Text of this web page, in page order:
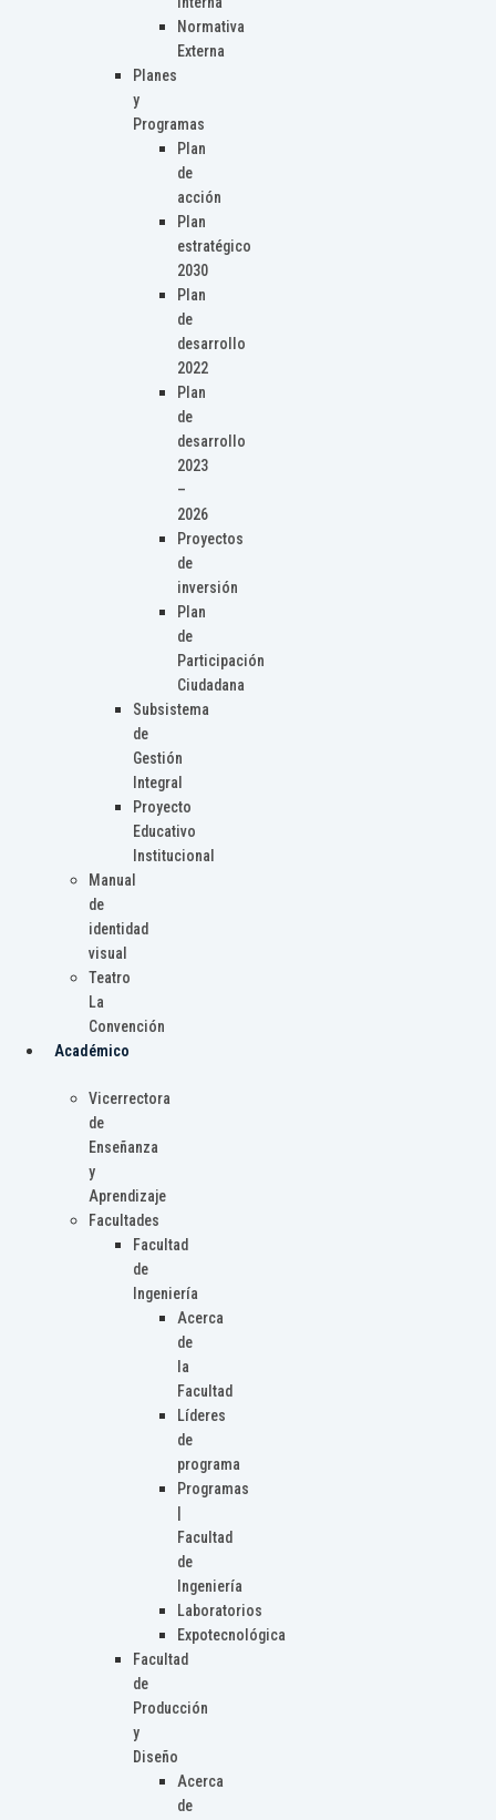
Normativa
Externa
Planes
y
Programas
Plan
de
acción
Plan
estratégico
2030
Plan
de
desarrollo
2022
Plan
de
desarrollo
2023
–
2026
Proyectos
de
inversión
Plan
de
Participación
Ciudadana
Subsistema
de
Gestión
Integral
Proyecto
Educativo
Institucional
Manual
de
identidad
visual
Teatro
La
Convención
Académico
Vicerrectora
de
Enseñanza
y
Aprendizaje
Facultades
Facultad
de
Ingeniería
Acerca
de
la
Facultad
Líderes
de
programa
Programas
Facultad
de
Ingeniería
Laboratorios
Expotecnológica
Facultad
de
Producción
y
Diseño
Acerca
de